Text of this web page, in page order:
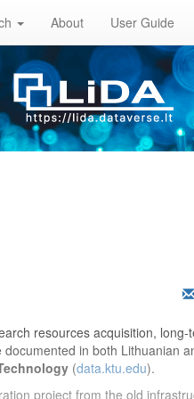
About User Guide
resources acquisition, long-
in both Lithuanian
(data.ktu.edu).
project from the old